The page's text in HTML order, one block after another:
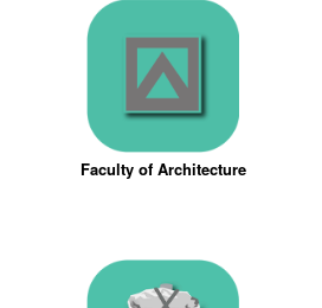
Faculty of Architecture